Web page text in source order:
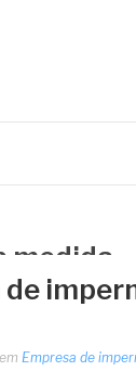
medida
de
em Empresa de